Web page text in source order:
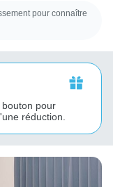
pour connaître
pour
réduction.